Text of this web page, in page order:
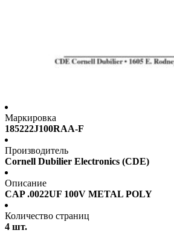
Маркировка
185222J100RAA-F
Производитель
Cornell Dubilier Electronics (CDE)
Описание
CAP .0022UF 100V METAL POLY
Количество страниц
4 шт.